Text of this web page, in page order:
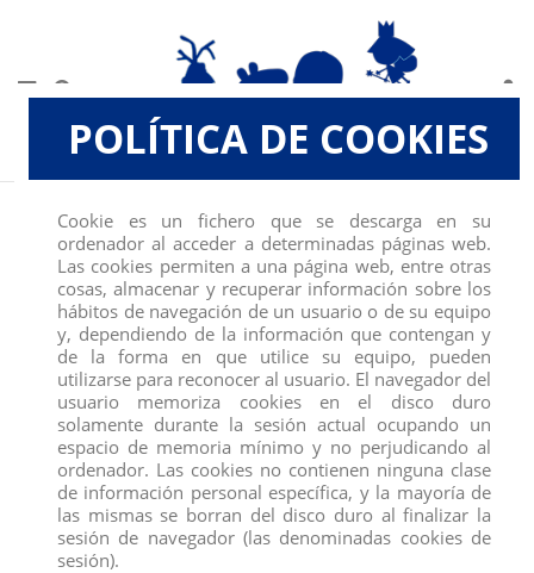
RANGERS DE HASBRO, 6,5 CM
POLÍTICA DE COOKIES
Cookie es un fichero que se descarga en su
ordenador al acceder a determinadas páginas web.
Las cookies permiten a una página web, entre otras
cosas, almacenar y recuperar información sobre los
hábitos de navegación de un usuario o de su equipo
y, dependiendo de la información que contengan y
de la forma en que utilice su equipo, pueden
utilizarse para reconocer al usuario. El navegador del
usuario memoriza cookies en el disco duro
solamente durante la sesión actual ocupando un
espacio de memoria mínimo y no perjudicando al
ordenador. Las cookies no contienen ninguna clase
de información personal específica, y la mayoría de
las mismas se borran del disco duro al finalizar la
sesión de navegador (las denominadas cookies de
sesión).